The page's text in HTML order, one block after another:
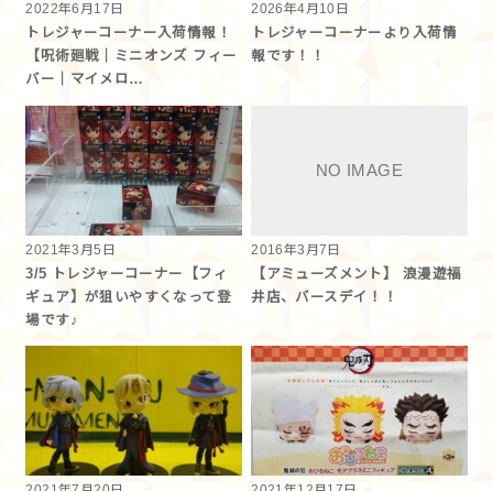
2022年6月17日
トレジャーコーナー入荷情報！
【呪術廻戦｜ミニオンズ フィー
バー｜マイメロ…
2026年4月10日
トレジャーコーナーより入荷情
報です︎！！
2021年3月5日
3/5 トレジャーコーナー【フィ
ギュア】が狙いやすくなって登
場です♪
2016年3月7日
【アミューズメント】 浪漫遊福
井店、バースデイ！！